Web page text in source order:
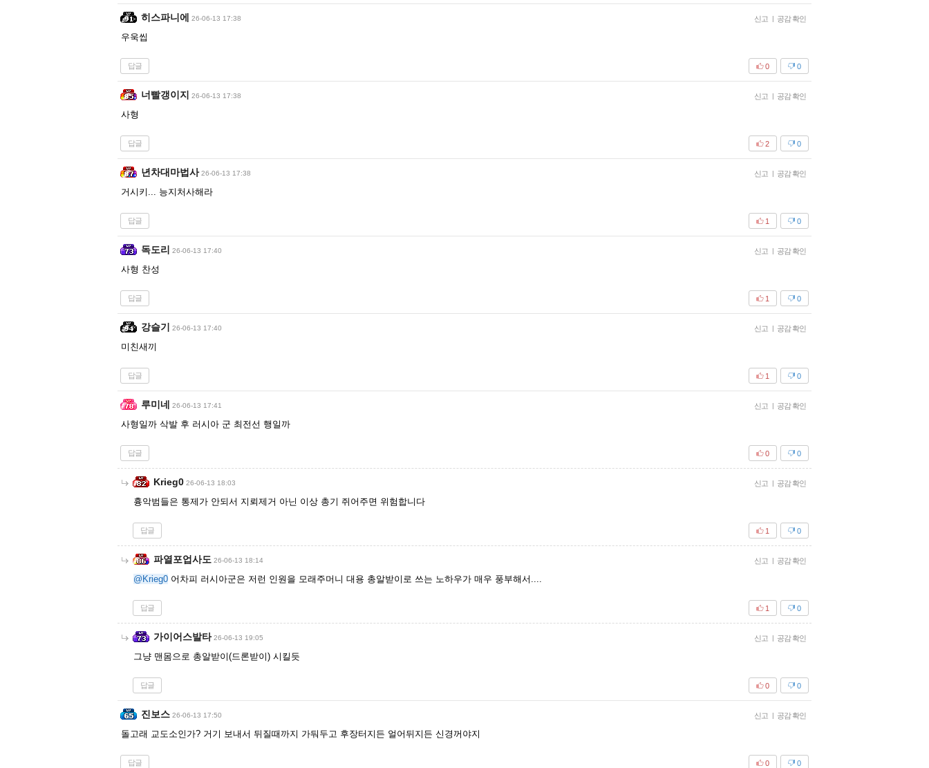
히스파니에 26-06-13 17:38 신고 | 공감 확인
우욱씹
답글 0
0
너빨갱이지 26-06-13 17:38 신고 | 공감 확인
사형
답글 0
2
년차대마법사 26-06-13 17:38 신고 | 공감 확인
거시키... 능지처사해라
답글 0
1
독도리 26-06-13 17:40 신고 | 공감 확인
사형 찬성
답글 0
1
강슬기 26-06-13 17:40 신고 | 공감 확인
미친새끼
답글 0
1
루미네 26-06-13 17:41 신고 | 공감 확인
사형일까 삭발 후 러시아 군 최전선 행일까
답글 0
0
Krieg0 26-06-13 18:03 신고 | 공감 확인
흉악범들은 통제가 안되서 지뢰제거 아닌 이상 총기 쥐어주면 위험합니다
답글 0
1
파열포업사도 26-06-13 18:14 신고 | 공감 확인
@Krieg0 어차피 러시아군은 저런 인원을 모래주머니 대용 총알받이로 쓰는 노하우가 매우 풍부해서....
답글 0
1
가이어스발타 26-06-13 19:05 신고 | 공감 확인
그냥 맨몸으로 총알받이(드론받이) 시킬듯
답글 0
0
진보스 26-06-13 17:50 신고 | 공감 확인
돌고래 교도소인가? 거기 보내서 뒤질때까지 가둬두고 후장터지든 얼어뒤지든 신경꺼야지
답글 0
0